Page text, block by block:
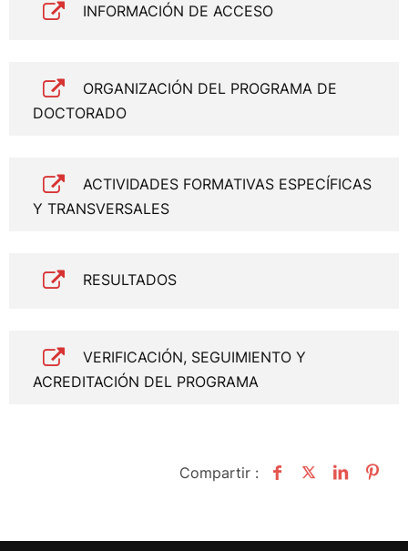
INFORMACIÓN DE ACCESO
ORGANIZACIÓN DEL PROGRAMA DE
DOCTORADO
ACTIVIDADES FORMATIVAS ESPECÍFICAS
Y TRANSVERSALES
RESULTADOS
VERIFICACIÓN, SEGUIMIENTO Y
ACREDITACIÓN DEL PROGRAMA
Compartir :